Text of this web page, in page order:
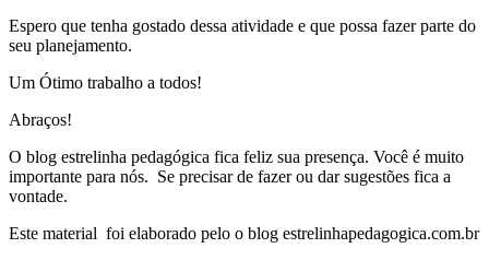
Espero que tenha gostado dessa atividade e que possa fazer parte do
seu planejamento.
Um Ótimo trabalho a todos!
Abraços!
O blog estrelinha pedagógica fica feliz sua presença. Você é muito
importante para nós. Se precisar de fazer ou dar sugestões fica a
vontade.
Este material foi elaborado pelo o blog estrelinhapedagogica.com.br